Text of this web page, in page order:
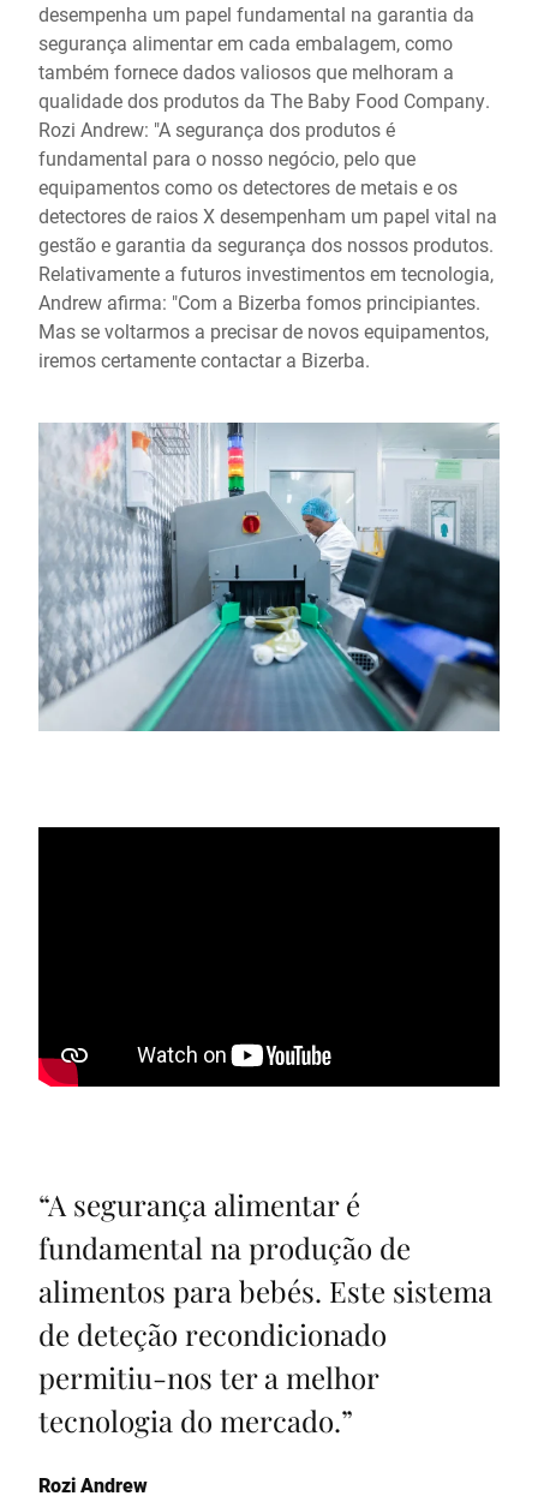
desempenha um papel fundamental na garantia da
segurança alimentar em cada embalagem, como
também fornece dados valiosos que melhoram a
qualidade dos produtos da The Baby Food Company.
Rozi Andrew: "A segurança dos produtos é
fundamental para o nosso negócio, pelo que
equipamentos como os detectores de metais e os
detectores de raios X desempenham um papel vital na
gestão e garantia da segurança dos nossos produtos.
Relativamente a futuros investimentos em tecnologia,
Andrew afirma: "Com a Bizerba fomos principiantes.
Mas se voltarmos a precisar de novos equipamentos,
iremos certamente contactar a Bizerba.
“A segurança alimentar é
fundamental na produção de
alimentos para bebés. Este sistema
de deteção recondicionado
permitiu-nos ter a melhor
tecnologia do mercado.”
Rozi Andrew